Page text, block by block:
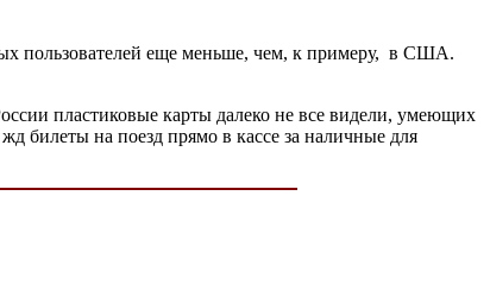
пользователей еще меньше, чем, к примеру, в США.
пластиковые карты далеко не все видели, умеющих
билеты на поезд прямо в кассе за наличные для